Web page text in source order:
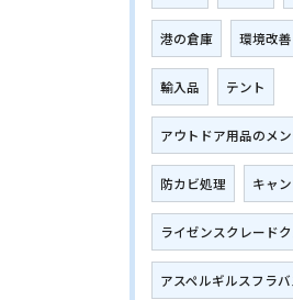
港の倉庫 環境改善
輸入品 テント
アウトドア用品のメ
防カビ処理 キャ
ライゼンスクレードク
アスペルギルスフラバ